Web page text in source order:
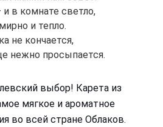
в комнате светло,
и тепло.
не кончается,
нежно просыпается.
выбор! Карета из
мягкое и ароматное
во всей стране Облаков.